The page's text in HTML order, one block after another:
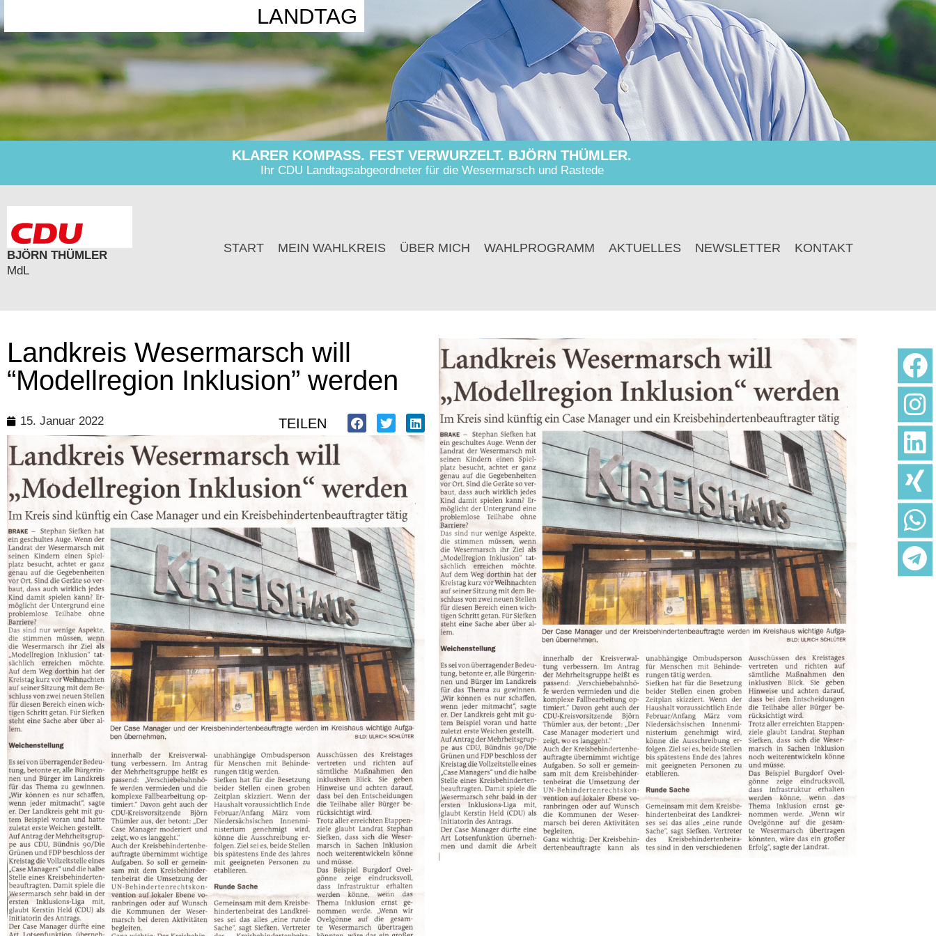
LANDTAG
KLARER KOMPASS. FEST VERWURZELT. BJÖRN THÜMLER.
Ihr CDU Landtagsabgeordneter für die Wesermarsch und Rastede
BJÖRN THÜMLER
MdL
START MEIN WAHLKREIS ÜBER MICH WAHLPROGRAMM AKTUELLES NEWSLETTER KONTAKT
Landkreis Wesermarsch will
“Modellregion Inklusion” werden
15. Januar 2022 TEILEN